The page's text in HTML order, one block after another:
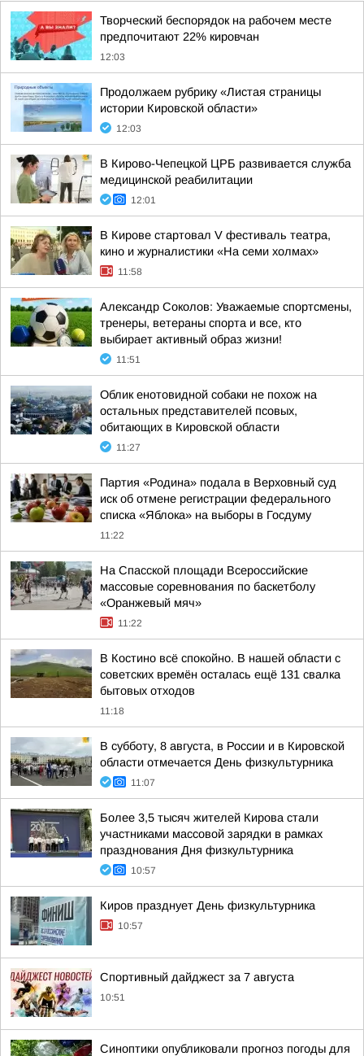
Творческий беспорядок на рабочем месте
предпочитают 22% кировчан
12:03
Продолжаем рубрику «Листая страницы
истории Кировской области»
12:03
В Кирово-Чепецкой ЦРБ развивается служба
медицинской реабилитации
12:01
В Кирове стартовал V фестиваль театра,
кино и журналистики «На семи холмах»
11:58
Александр Соколов: Уважаемые спортсмены,
тренеры, ветераны спорта и все, кто
выбирает активный образ жизни!
11:51
Облик енотовидной собаки не похож на
остальных представителей псовых,
обитающих в Кировской области
11:27
Партия «Родина» подала в Верховный суд
иск об отмене регистрации федерального
списка «Яблока» на выборы в Госдуму
11:22
На Спасской площади Всероссийские
массовые соревнования по баскетболу
«Оранжевый мяч»
11:22
В Костино всё спокойно. В нашей области с
советских времён осталась ещё 131 свалка
бытовых отходов
11:18
В субботу, 8 августа, в России и в Кировской
области отмечается День физкультурника
11:07
Более 3,5 тысяч жителей Кирова стали
участниками массовой зарядки в рамках
празднования Дня физкультурника
10:57
Киров празднует День физкультурника
10:57
Спортивный дайджест за 7 августа
10:51
Синоптики опубликовали прогноз погоды для